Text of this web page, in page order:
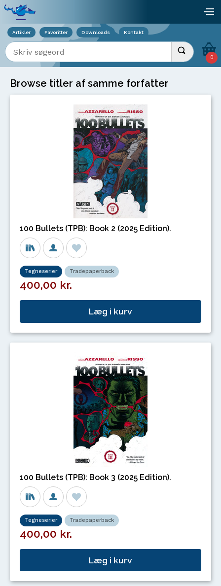
Artikler Favoritter Downloads Kontakt
Indtast søgeord Udfør søgning
0
Browse titler af samme forfatter
100 Bullets (TPB): Book 2 (2025 Edition).
Tegneserier Tradepaperback
400,00 kr.
Læg i kurv
100 Bullets (TPB): Book 3 (2025 Edition).
Tegneserier Tradepaperback
400,00 kr.
Læg i kurv
Viser overlay for indkøbskurv